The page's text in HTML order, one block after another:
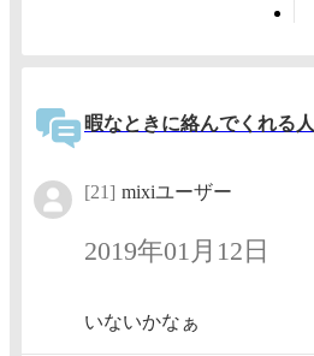
暇なときに絡んでくれる人
[21] mixiユーザー
2019年01月12日
いないかなぁ